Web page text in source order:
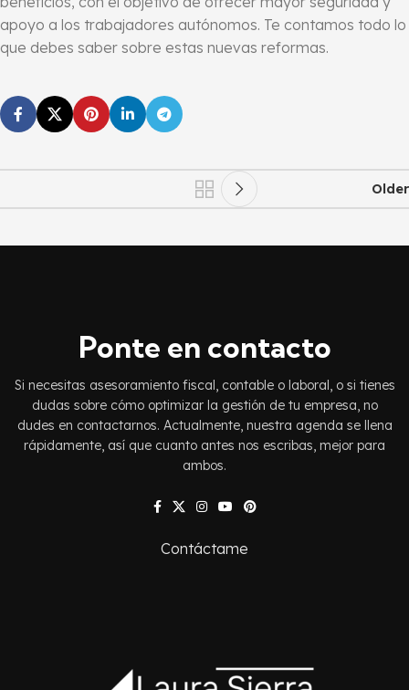
apoyo a los trabajadores autónomos. Te contamos todo lo
que debes saber sobre estas nuevas reformas.
Older
Ponte en contacto
Si necesitas asesoramiento fiscal, contable o laboral, o si tienes
dudas sobre cómo optimizar la gestión de tu empresa, no
dudes en contactarnos. Actualmente, nuestra agenda se llena
rápidamente, así que cuanto antes nos escribas, mejor para
ambos.
Contáctame